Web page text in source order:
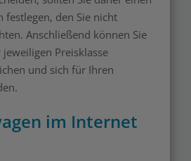
festlegen, den Sie nicht
Anschließend können Sie
Preisklasse
und sich für Ihren
im Internet